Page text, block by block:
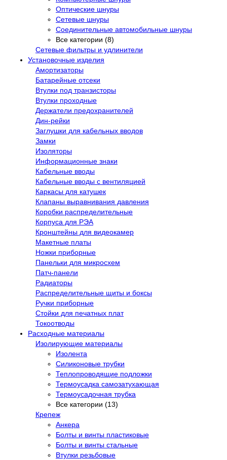
Оптические шнуры
Сетевые шнуры
Соединительные автомобильные шнуры
Все категории (8)
Сетевые фильтры и удлинители
Установочные изделия
Амортизаторы
Батарейные отсеки
Втулки под транзисторы
Втулки проходные
Держатели предохранителей
Дин-рейки
Заглушки для кабельных вводов
Замки
Изоляторы
Информационные знаки
Кабельные вводы
Кабельные вводы с вентиляцией
Каркасы для катушек
Клапаны выравнивания давления
Коробки распределительные
Корпуса для РЭА
Кронштейны для видеокамер
Макетные платы
Ножки приборные
Панельки для микросхем
Патч-панели
Радиаторы
Распределительные щиты и боксы
Ручки приборные
Стойки для печатных плат
Токоотводы
Расходные материалы
Изолирующие материалы
Изолента
Силиконовые трубки
Теплопроводящие подложки
Термоусадка самозатухающая
Термоусадочная трубка
Все категории (13)
Крепеж
Анкера
Болты и винты пластиковые
Болты и винты стальные
Втулки резьбовые